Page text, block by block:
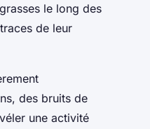
le long des
de leur
des bruits de
une activité